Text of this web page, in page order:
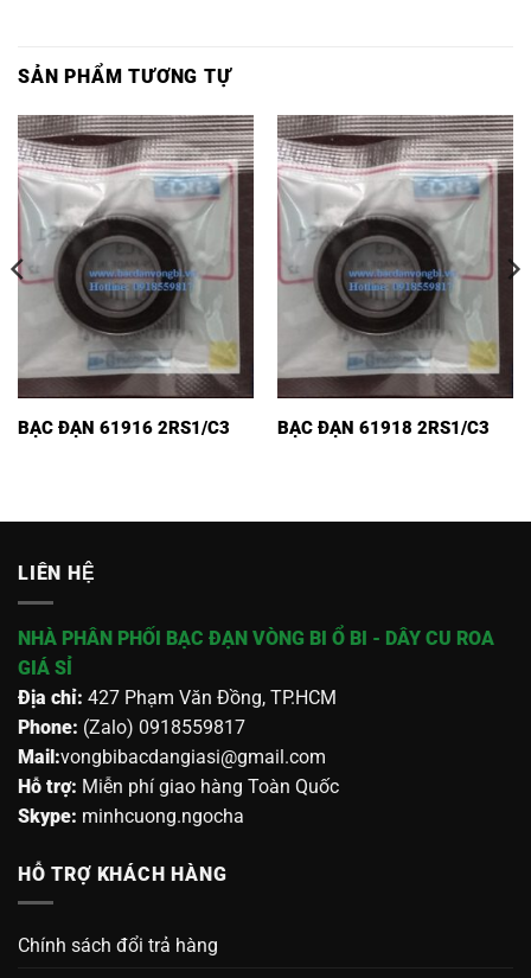
SẢN PHẨM TƯƠNG TỰ
BẠC ĐẠN 61916 2RS1/C3 BẠC ĐẠN 61918 2RS1/C3
LIÊN HỆ
NHÀ PHÂN PHỐI BẠC ĐẠN VÒNG BI Ổ BI - DÂY CU ROA
GIÁ SỈ
Địa chỉ: 427 Phạm Văn Đồng, TP.HCM
Phone: (Zalo) 0918559817
Mail:vongbibacdangiasi@gmail.com
Hỗ trợ: Miễn phí giao hàng Toàn Quốc
Skype: minhcuong.ngocha
HỖ TRỢ KHÁCH HÀNG
Chính sách đổi trả hàng